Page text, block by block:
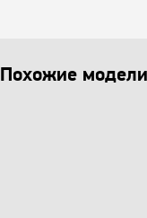
Похожие